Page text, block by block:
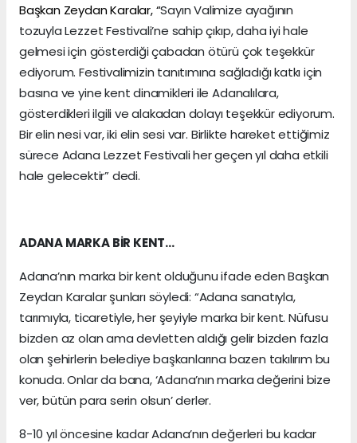
Başkan Zeydan Karalar, “Sayın Valimize ayağının
tozuyla Lezzet Festivali’ne sahip çıkıp, daha iyi hale
gelmesi için gösterdiği çabadan ötürü çok teşekkür
ediyorum. Festivalimizin tanıtımına sağladığı katkı için
basına ve yine kent dinamikleri ile Adanalılara,
gösterdikleri ilgili ve alakadan dolayı teşekkür ediyorum.
Bir elin nesi var, iki elin sesi var. Birlikte hareket ettiğimiz
sürece Adana Lezzet Festivali her geçen yıl daha etkili
hale gelecektir” dedi.
ADANA MARKA BİR KENT…
Adana’nın marka bir kent olduğunu ifade eden Başkan
Zeydan Karalar şunları söyledi: “Adana sanatıyla,
tarımıyla, ticaretiyle, her şeyiyle marka bir kent. Nüfusu
bizden az olan ama devletten aldığı gelir bizden fazla
olan şehirlerin belediye başkanlarına bazen takılırım bu
konuda. Onlar da bana, ‘Adana’nın marka değerini bize
ver, bütün para serin olsun’ derler.
8-10 yıl öncesine kadar Adana’nın değerleri bu kadar